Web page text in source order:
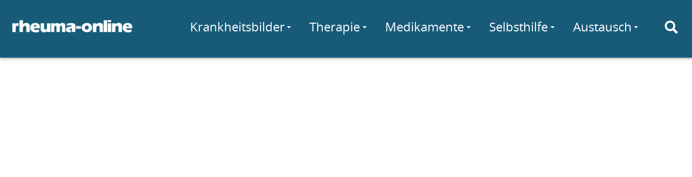
Krankheitsbilder Therapie Medikamente Selbsthilfe Austausch